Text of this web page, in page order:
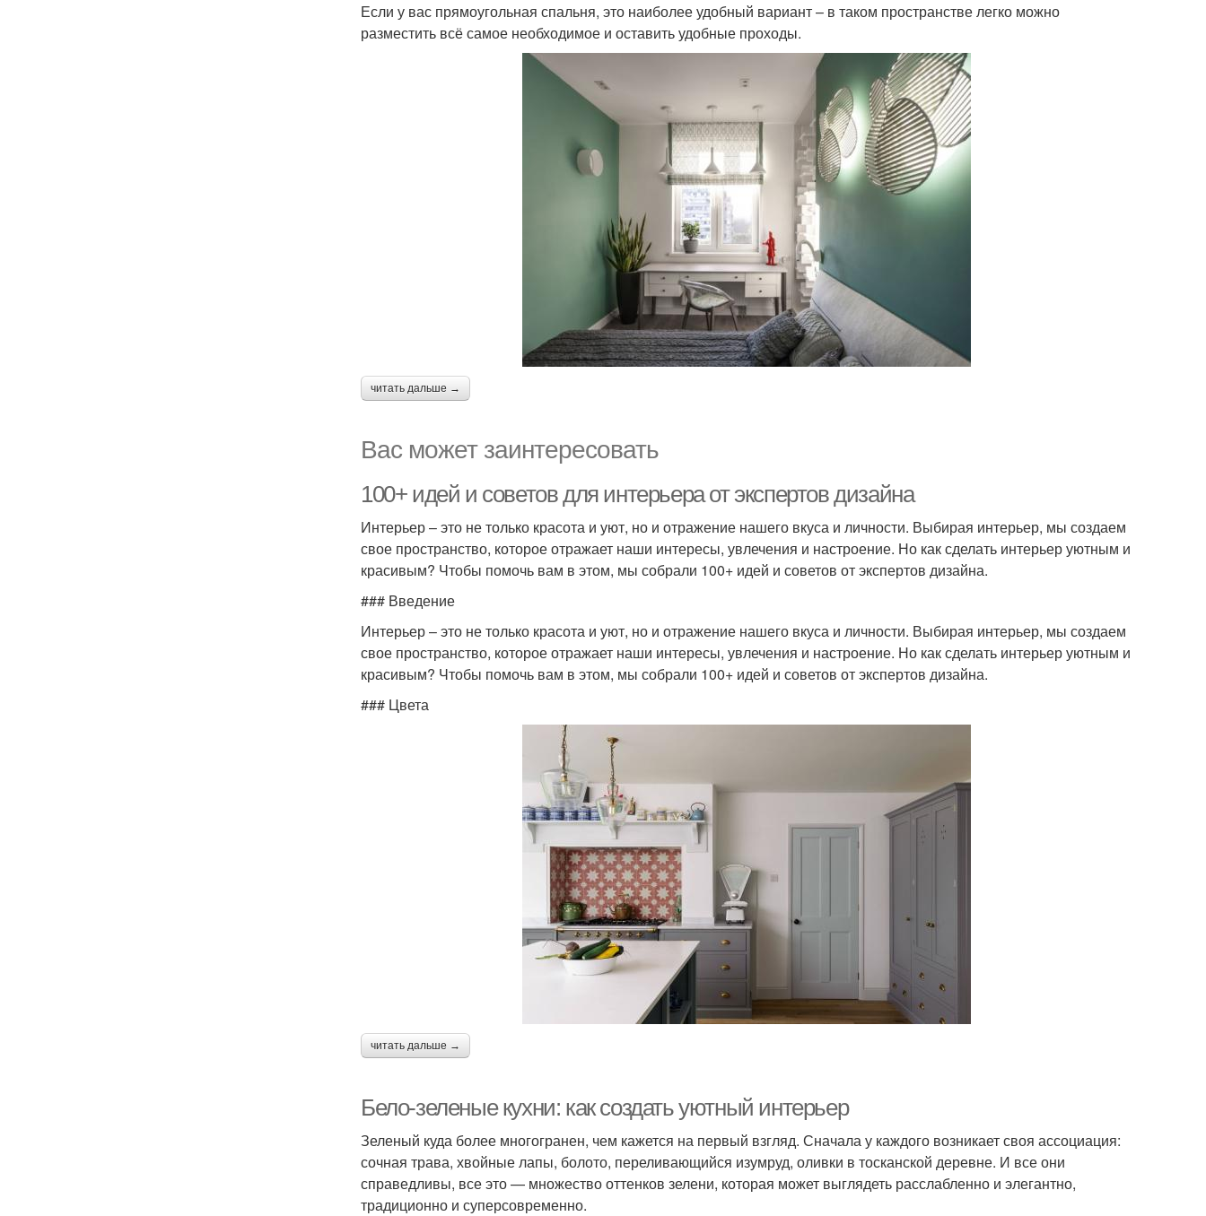
Если у вас прямоугольная спальня, это наиболее удобный вариант – в таком пространстве легко можно
разместить всё самое необходимое и оставить удобные проходы.
читать дальше →
Вас может заинтересовать
100+ идей и советов для интерьера от экспертов дизайна
Интерьер – это не только красота и уют, но и отражение нашего вкуса и личности. Выбирая интерьер, мы создаем
свое пространство, которое отражает наши интересы, увлечения и настроение. Но как сделать интерьер уютным и
красивым? Чтобы помочь вам в этом, мы собрали 100+ идей и советов от экспертов дизайна.
### Введение
Интерьер – это не только красота и уют, но и отражение нашего вкуса и личности. Выбирая интерьер, мы создаем
свое пространство, которое отражает наши интересы, увлечения и настроение. Но как сделать интерьер уютным и
красивым? Чтобы помочь вам в этом, мы собрали 100+ идей и советов от экспертов дизайна.
### Цвета
читать дальше →
Бело-зеленые кухни: как создать уютный интерьер
Зеленый куда более многогранен, чем кажется на первый взгляд. Сначала у каждого возникает своя ассоциация:
сочная трава, хвойные лапы, болото, переливающийся изумруд, оливки в тосканской деревне. И все они
справедливы, все это — множество оттенков зелени, которая может выглядеть расслабленно и элегантно,
традиционно и суперсовременно.